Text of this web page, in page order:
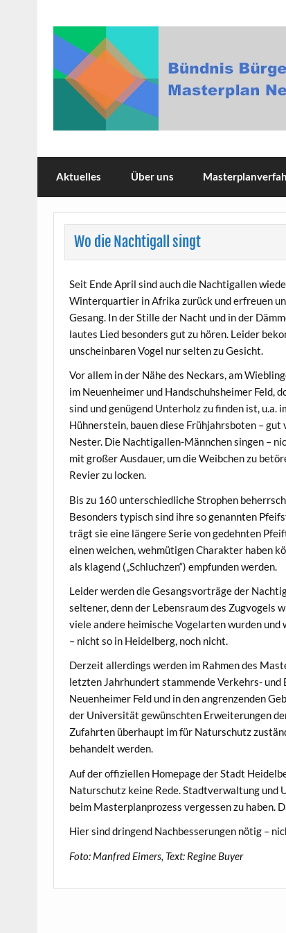
Bündnis
Aktuelles Über uns
Wo die Nachtigall singt
Seit Ende April sind auch die Nachtigallen
Winterquartier in Afrika zurück und erfreuen
Gesang. In der Stille der Nacht und in der
lautes Lied besonders gut zu hören. Leider
unscheinbaren Vogel nur selten zu Gesicht.
Vor allem in der Nähe des Neckars, am
im Neuenheimer und Handschuhsheimer Feld,
sind und genügend Unterholz zu finden ist, u.a.
Hühnerstein, bauen diese Frühjahrsboten –
Nester. Die Nachtigallen-Männchen singen –
mit großer Ausdauer, um die Weibchen zu
Revier zu locken.
Bis zu 160 unterschiedliche Strophen
Besonders typisch sind ihre so genannten
trägt sie eine längere Serie von gedehnten
einen weichen, wehmütigen Charakter haben
als klagend („Schluchzen“) empfunden werden.
Leider werden die Gesangsvorträge der
seltener, denn der Lebensraum des Zugvogels
viele andere heimische Vogelarten wurden
– nicht so in Heidelberg, noch nicht.
Derzeit allerdings werden im Rahmen des
letzten Jahrhundert stammende Verkehrs- und
Neuenheimer Feld und in den angrenzenden
der Universität gewünschten Erweiterungen
Zufahrten überhaupt im für Naturschutz
behandelt werden.
Auf der offiziellen Homepage der Stadt
Naturschutz keine Rede. Stadtverwaltung
beim Masterplanprozess vergessen zu haben.
Hier sind dringend Nachbesserungen nötig –
Foto: Manfred Eimers, Text: Regine Buyer